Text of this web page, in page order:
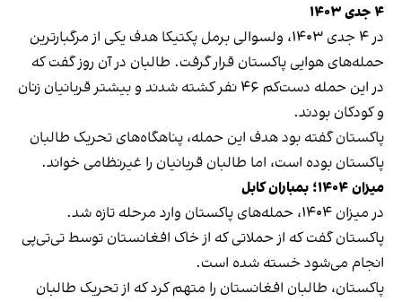
۴ جدی ۱۴۰۳
در ۴ جدی ۱۴۰۳، ولسوالی برمل پکتیکا هدف یکی از مرگبارترین
حمله‌های هوایی پاکستان قرار گرفت. طالبان در آن روز گفت که
در این حمله دست‌کم ۴۶ نفر کشته شدند و بیشتر قربانیان زنان
و کودکان بودند.
پاکستان گفته بود هدف این حمله، پناهگاه‌های تحریک طالبان
پاکستان بوده است، اما طالبان قربانیان را غیرنظامی خواند.
میزان ۱۴۰۴؛ بمباران کابل
در میزان ۱۴۰۴، حمله‌های پاکستان وارد مرحله تازه شد.
پاکستان گفت که از حملاتی که از خاک افغانستان توسط تی‌تی‌پی
انجام می‌شود خسته شده است.
پاکستان، طالبان افغانستان را متهم کرد که از تحریک طالبان